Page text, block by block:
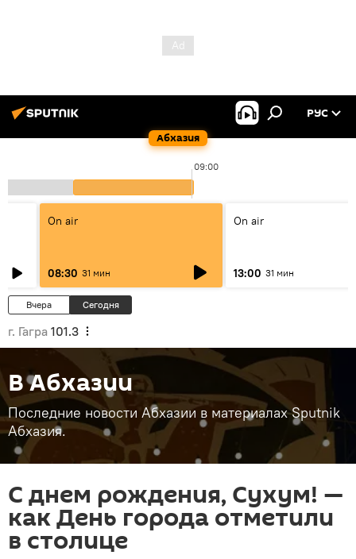
Абхазия
РУС
09:00
On air
08:30 31 мин
On air
13:00 31 мин
Вчера Сегодня
г. Гагра 101.3
В Абхазии
Последние новости Абхазии в материалах Sputnik
Абхазия.
С днем рождения, Сухум! —
как День города отметили
в столице